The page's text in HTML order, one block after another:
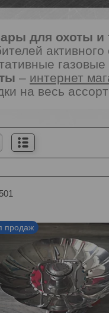
для охоты и
– интернет
на весь
501
продаж